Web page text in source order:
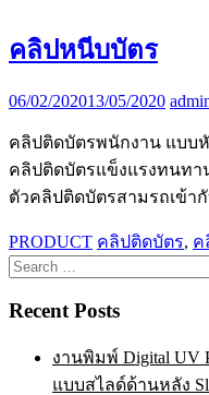
คลิปหนีบบัตร
06/02/202013/05/2020
คลิปติดบัตรพนักงาน แบบ
คลิปติดบัตรแข็งแรงทนทา
ตัวคลิปติดบัตรสามรถเข้า
PRODUCT คลิปติดบัตร, ค
Search
for:
Recent Posts
งานพิมพ์ Digital UV
แบบสไลด์ด้านหลัง